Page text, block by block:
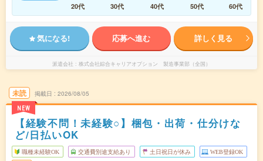
20代
30代 40代 50代 60代
気になる! 応募へ進む 詳しく見る
派遣会社 株式会社綜合キャリアオプション 製造事業部（全国）
未読
NEW
掲載日 2026/08/05
【経験不問！未経験○】梱包・出荷・仕分けな
ど/日払いOK
職種未経験OK 交通費別途支給あり 土日祝日が休み WEB登録OK